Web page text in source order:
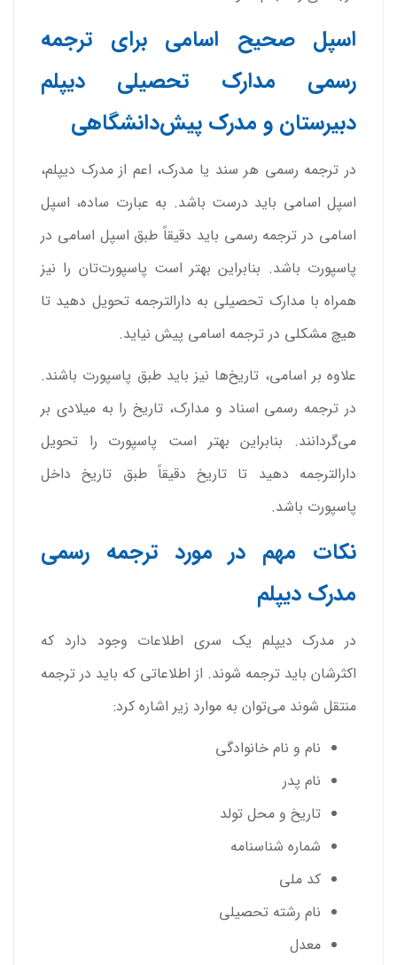
اسپل صحیح اسامی برای ترجمه
رسمی مدارک تحصیلی دیپلم
دبیرستان و مدرک پیش‌دانشگاهی
در ترجمه رسمی هر سند یا مدرک، اعم از مدرک دیپلم،
اسپل اسامی باید درست باشد. به عبارت ساده، اسپل
اسامی در ترجمه رسمی باید دقیقاً طبق اسپل اسامی در
پاسپورت باشد. بنابراین بهتر است پاسپورت‌تان را نیز
همراه با مدارک تحصیلی به دارالترجمه تحویل دهید تا
هیچ مشکلی در ترجمه اسامی پیش نیاید.
علاوه بر اسامی، تاریخ‌ها نیز باید طبق پاسپورت باشند.
در ترجمه رسمی اسناد و مدارک، تاریخ را به میلادی بر
می‌گردانند. بنابراین بهتر است پاسپورت را تحویل
دارالترجمه دهید تا تاریخ دقیقاً طبق تاریخ داخل
پاسپورت باشد.
نکات مهم در مورد ترجمه رسمی
مدرک دیپلم
در مدرک دیپلم یک سری اطلاعات وجود دارد که
اکثرشان باید ترجمه شوند. از اطلاعاتی که باید در ترجمه
منتقل شوند می‌توان به موارد زیر اشاره کرد:
نام و نام خانوادگی
نام پدر
تاریخ و محل تولد
شماره شناسنامه
کد ملی
نام رشته تحصیلی
معدل